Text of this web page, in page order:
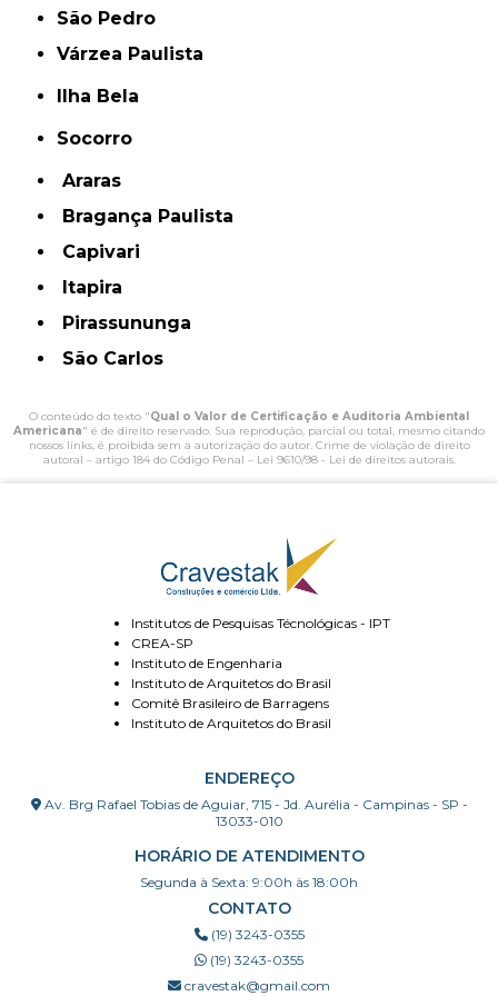
São Pedro
Várzea Paulista
Ilha Bela
Socorro
Araras
Bragança Paulista
Capivari
Itapira
Pirassununga
São Carlos
O conteúdo do texto "Qual o Valor de Certificação e Auditoria Ambiental
Americana" é de direito reservado. Sua reprodução, parcial ou total, mesmo citando
nossos links, é proibida sem a autorização do autor. Crime de violação de direito
autoral – artigo 184 do Código Penal – Lei 9610/98 - Lei de direitos autorais.
Institutos de Pesquisas Técnológicas - IPT
CREA-SP
Instituto de Engenharia
Instituto de Arquitetos do Brasil
Comitê Brasileiro de Barragens
Instituto de Arquitetos do Brasil
ENDEREÇO
Av. Brg Rafael Tobias de Aguiar, 715 - Jd. Aurélia - Campinas - SP -
13033-010
HORÁRIO DE ATENDIMENTO
Segunda à Sexta: 9:00h às 18:00h
CONTATO
(19) 3243-0355
(19) 3243-0355
cravestak@gmail.com